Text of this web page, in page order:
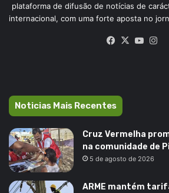
plataforma de difusão de notícias de
internacional, com uma forte aposta no
Facebook
X
Noticias Mais Recentes
Cruz Vermelha
na comunidade de
5 de agosto de 2026
ARME mantém